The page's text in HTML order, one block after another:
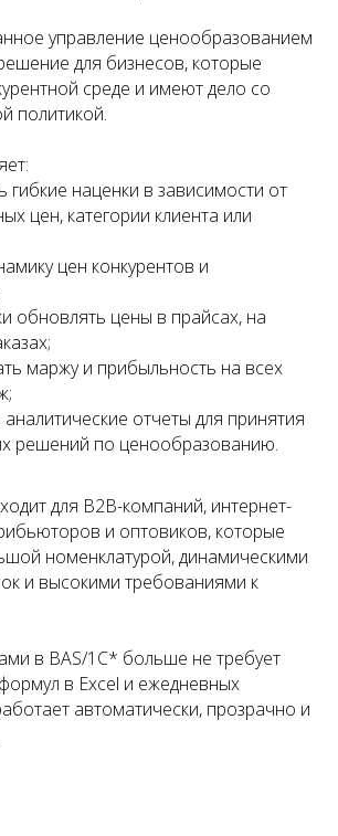
управление ценообразованием
для бизнесов, которые
среде и имеют дело со
политикой.
гибкие наценки в зависимости от
цен, категории клиента или
цен конкурентов и
обновлять цены в прайсах, на
маржу и прибыльность на всех
отчеты для принятия
решений по ценообразованию.
для B2B-компаний, интернет-
и оптовиков, которые
номенклатурой, динамическими
и высокими требованиями к
в BAS/1С* больше не требует
в Excel и ежедневных
автоматически, прозрачно и